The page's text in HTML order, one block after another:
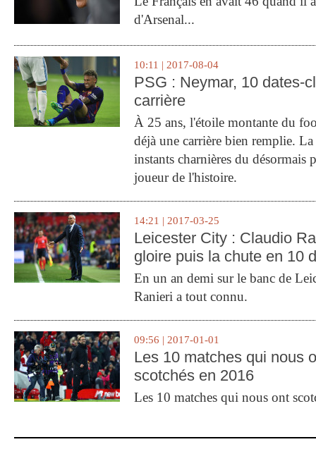
d'Arsenal...
10:11 | 2017-08-04
PSG : Neymar, 10 dates-
carrière
À 25 ans, l'étoile montante du
déjà une carrière bien remplie.
instants charnières du désormais
joueur de l'histoire.
14:21 | 2017-03-25
Leicester City : Claudio
gloire puis la chute en 10
En un an demi sur le banc de
Ranieri a tout connu.
09:56 | 2017-01-01
Les 10 matches qui nous
scotchés en 2016
Les 10 matches qui nous ont